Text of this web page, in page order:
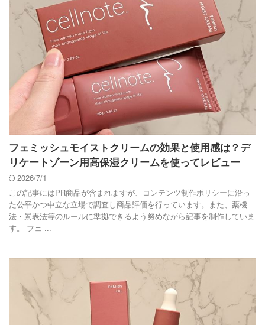
フェミッシュモイストクリームの効果と使用感は？デ
リケートゾーン用高保湿クリームを使ってレビュー
2026/7/1
この記事にはPR商品が含まれますが、コンテンツ制作ポリシーに沿っ
た公平かつ中立な立場で調査し商品評価を行っています。また、薬機
法・景表法等のルールに準拠できるよう努めながら記事を制作していま
す。 フェ ...